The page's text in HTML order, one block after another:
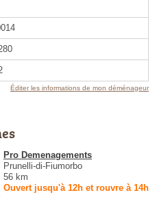
Éditer les informations de mon déménageur
Pro Demenagements
Prunelli-di-Fiumorbo
56 km
Ouvert jusqu'à 12h et rouvre à 14h